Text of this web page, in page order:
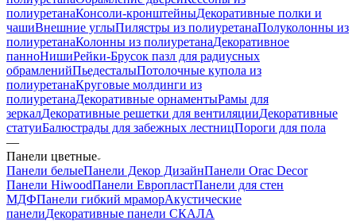
полиуретанаКонсоли-кронштейныДекоративные полки и
чашиВнешние углыПилястры из полиуретанаПолуколонны из
полиуретанаКолонны из полиуретанаДекоративное
панноНишиРейки-Брусок пазл для радиусных
обрамленийПьедесталыПотолочные купола из
полиуретанаКруговые молдинги из
полиуретанаДекоративные орнаментыРамы для
зеркалДекоративные решетки для вентиляцииДекоративные
статуиБалюстрады для забежных лестницПороги для пола
—
Панели цветные
Панели белыеПанели Декор ДизайнПанели Orac Decor
Панели HiwoodПанели ЕвропластПанели для стен
МДФПанели гибкий мраморАкустические
панелиДекоративные панели СКАЛА